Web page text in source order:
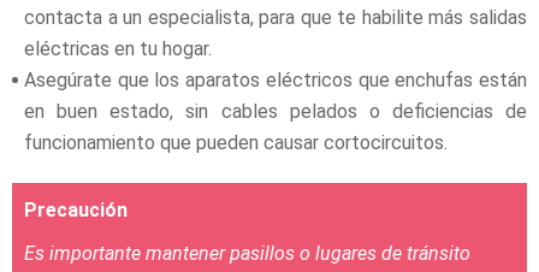
contacta a un especialista, para que te habilite más salidas
eléctricas en tu hogar.
Asegúrate que los aparatos eléctricos que enchufas están
en buen estado, sin cables pelados o deficiencias de
funcionamiento que pueden causar cortocircuitos.
Precaución
Es importante mantener pasillos o lugares de tránsito